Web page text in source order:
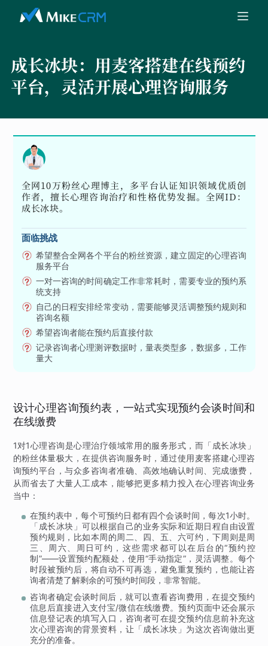
成长冰块： 用麦客搭建在线预约
平台，灵活开展心理咨询服务
全网10万粉丝心理博主，多平台认证知识领域优质创
作者，擅长心理咨询治疗和性格优势发掘。全网ID：
成长冰块。
面临挑战
希望整合全网各个平台的粉丝资源，建立固定的心理咨询
服务平台
一对一咨询的时间确定工作非常耗时，需要专业的预约系
统支持
自己的日程安排经常变动，需要能够灵活调整预约规则和
咨询名额
希望咨询者能在预约后直接付款
记录咨询者心理测评数据时，量表类型多，数据多，工作
量大
设计心理咨询预约表，一站式实现预约会谈时间和
在线缴费
1对1心理咨询是心理治疗领域常用的服务形式，而「成长冰块」
的粉丝体量极大，在提供咨询服务时，通过使用麦客搭建心理咨
询预约平台，与众多咨询者准确、高效地确认时间、完成缴费，
从而省去了大量人工成本，能够把更多精力投入在心理咨询业务
当中：
在预约表中，每个可预约日都有四个会谈时间，每次1小时。
「成长冰块」可以根据自己的业务实际和近期日程自由设置
预约规则，比如本周的周二、四、五、六可约，下周则是周
三、周六、周日可约，这些需求都可以在后台的“预约控
制”——设置预约配额处，使用“手动指定”，灵活调整。每个
时段被预约后，将自动不可再选，避免重复预约，也能让咨
询者清楚了解剩余的可预约时间段，非常智能。
咨询者确定会谈时间后，就可以查看咨询费用，在提交预约
信息后直接进入支付宝/微信在线缴费。预约页面中还会展示
信息登记表的填写入口，咨询者可在提交预约信息前补充这
次心理咨询的背景资料，让「成长冰块」为这次咨询做出更
充分的准备。